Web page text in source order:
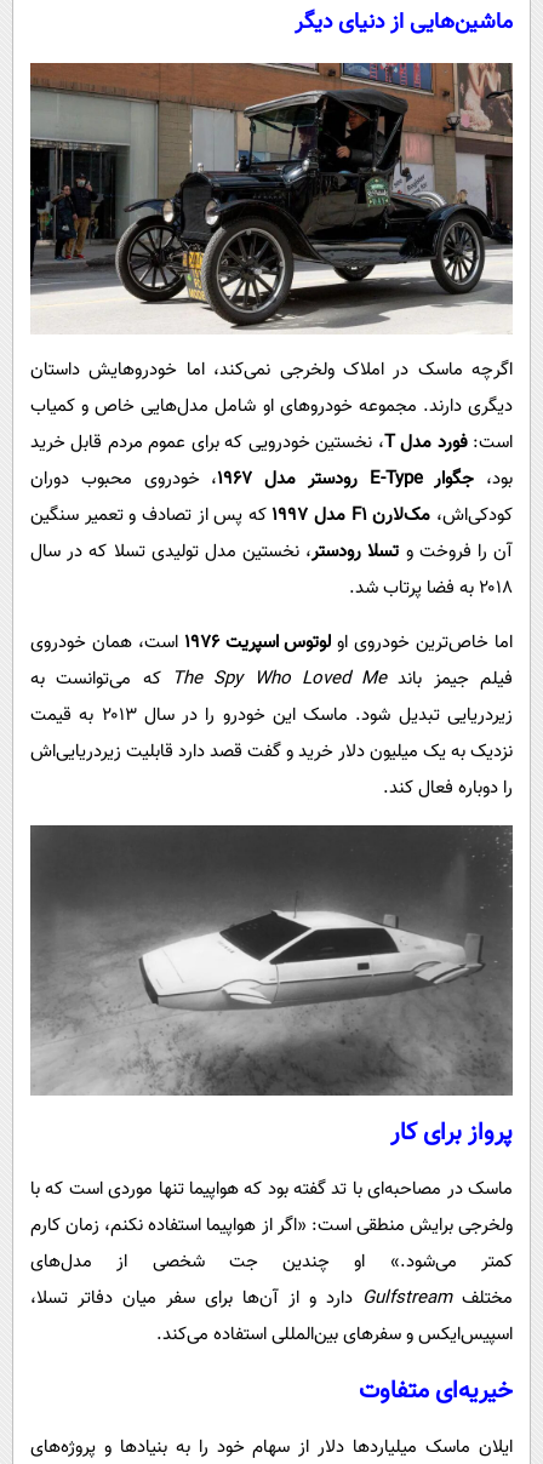
ماشین‌هایی از دنیای دیگر
اگرچه ماسک در املاک ولخرجی نمی‌کند، اما خودروهایش داستان
دیگری دارند. مجموعه خودروهای او شامل مدل‌هایی خاص و کمیاب
است:فورد مدل T ، نخستین خودرویی که برای عموم مردم قابل خرید
بود، جگوار E-Type رودستر مدل ۱۹۶۷
، خودروی محبوب دوران
کودکی‌اش، مک‌لارن F۱ مدل ۱۹۹۷
که پس از تصادف و تعمیر سنگین
آن را فروخت و تسلا رودستر، نخستین مدل تولیدی تسلا که در سال
۲۰۱۸ به فضا پرتاب شد.
اما خاص‌ترین خودروی او لوتوس اسپریت ۱۹۷۶
است، همان خودروی
فیلم جیمز باندThe Spy Who Loved Me که می‌توانست به
زیردریایی تبدیل شود. ماسک این خودرو را در سال ۲۰۱۳ به قیمت
نزدیک به یک میلیون دلار خرید و گفت قصد دارد قابلیت زیردریایی‌اش
را دوباره فعال کند.
پرواز برای کار
ماسک در مصاحبه‌ای با تد گفته بود که هواپیما تنها موردی است که با
ولخرجی برایش منطقی است: «اگر از هواپیما استفاده نکنم، زمان کارم
کمتر می‌شود.» او چندین جت شخصی از مدل‌های
مختلفGulfstream دارد و از آن‌ها برای سفر میان دفاتر تسلا،
اسپیس‌ایکس و سفرهای بین‌المللی استفاده می‌کند.
خیریه‌ای متفاوت
ایلان ماسک میلیاردها دلار از سهام خود را به بنیادها و پروژه‌های